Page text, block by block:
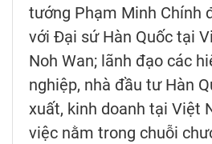
tướng Phạm Minh Chính
với Đại sứ Hàn Quốc tại
Noh Wan; lãnh đạo các
nghiệp, nhà đầu tư Hàn
xuất, kinh doanh tại Việt
việc nằm trong chuỗi